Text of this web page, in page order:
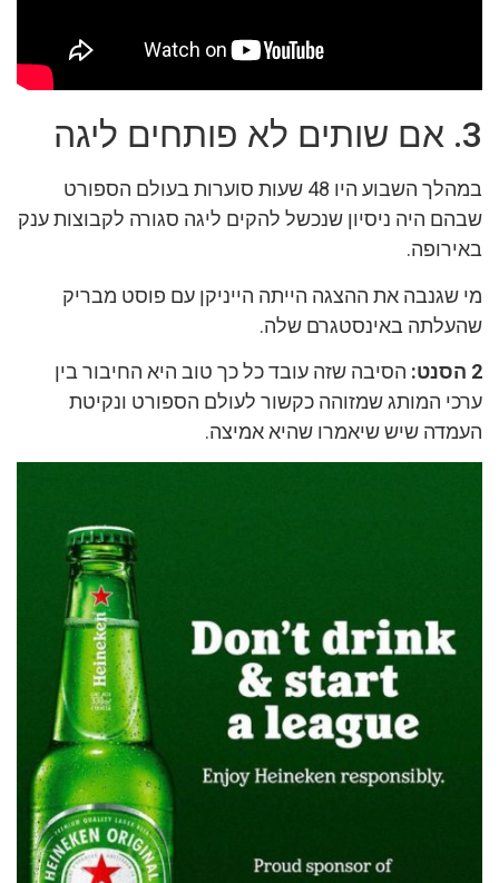
3. אם שותים לא פותחים ליגה
במהלך השבוע היו 48 שעות סוערות בעולם הספורט
שבהם היה ניסיון שנכשל להקים ליגה סגורה לקבוצות ענק
באירופה.
מי שגנבה את ההצגה הייתה הייניקן עם פוסט מבריק
שהעלתה באינסטגרם שלה.
2 הסנט:
הסיבה שזה עובד כל כך טוב היא החיבור בין
ערכי המותג שמזוהה כקשור לעולם הספורט ונקיטת
העמדה שיש שיאמרו שהיא אמיצה.